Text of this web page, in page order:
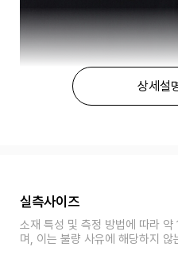
상세설
실측사이즈
소재 특성 및 측정 방법에 따라
며, 이는 불량 사유에 해당하지 않